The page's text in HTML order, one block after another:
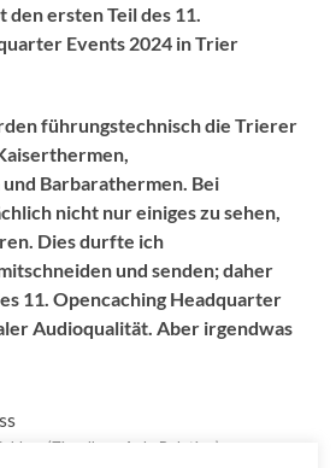
ersten Teil des 11.
Events 2024 in Trier
führungstechnisch die Trierer
Barbarathermen. Bei
nicht nur einiges zu sehen,
Dies durfte ich
und senden; daher
11. Opencaching Headquarter
Audioqualität. Aber irgendwas
(Ziegelbau: Aula Palatina)